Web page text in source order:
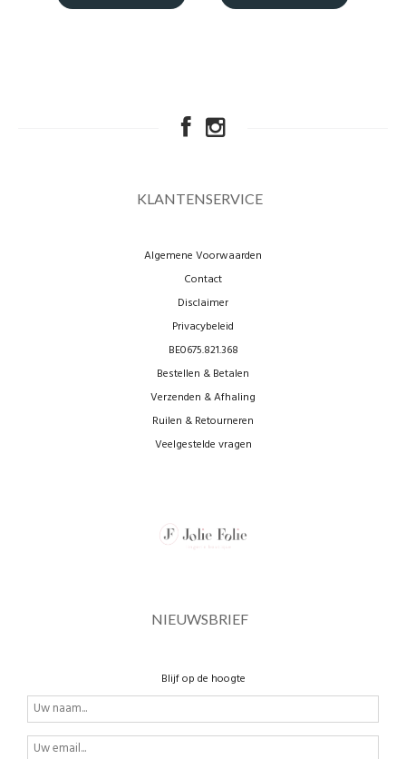
KLANTENSERVICE
Algemene Voorwaarden
Contact
Disclaimer
Privacybeleid
BE0675.821.368
Bestellen & Betalen
Verzenden & Afhaling
Ruilen & Retourneren
Veelgestelde vragen
NIEUWSBRIEF
Blijf op de hoogte